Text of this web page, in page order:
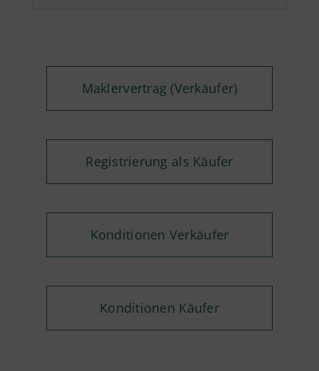
Maklervertrag (Verkäufer)
Registrierung als Käufer
Konditionen Verkäufer
Konditionen Käufer